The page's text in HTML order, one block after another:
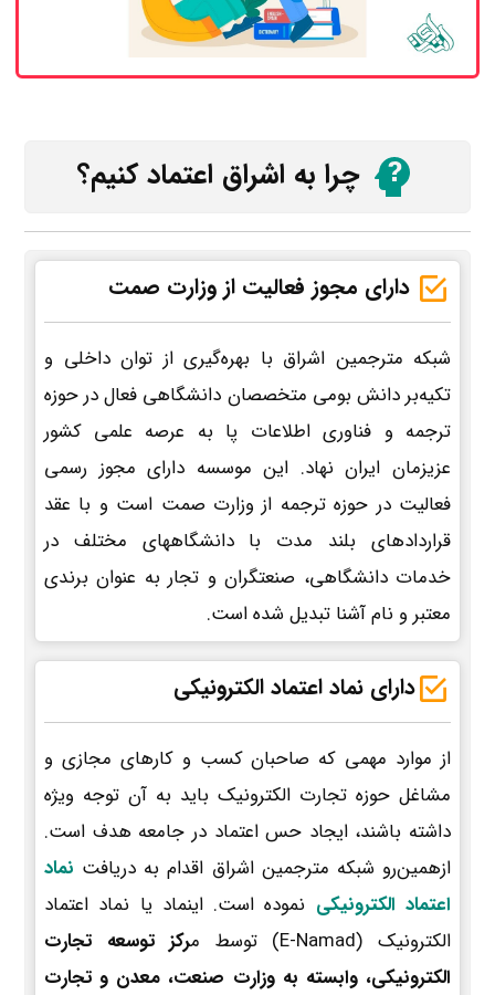
چرا به اشراق اعتماد کنیم؟
دارای مجوز فعالیت از وزارت صمت
شبکه مترجمین اشراق با بهره‌گیری از توان داخلی و
تکیه‌بر دانش بومی متخصصان دانشگاهی فعال در حوزه
ترجمه و فناوری اطلاعات پا به عرصه علمی کشور
عزیزمان ایران نهاد. این موسسه دارای مجوز رسمی
فعالیت در حوزه ترجمه از وزارت صمت است و با عقد
قراردادهای بلند مدت با دانشگاههای مختلف در
خدمات دانشگاهی، صنعتگران و تجار به عنوان برندی
معتبر و نام آشنا تبدیل شده است.
دارای نماد اعتماد الکترونیکی
از موارد مهمی که صاحبان کسب و کارهای مجازی و
مشاغل حوزه تجارت الکترونیک باید به آن توجه ویژه
داشته باشند، ایجاد حس اعتماد در جامعه هدف است.
ازهمین‌رو شبکه مترجمین اشراق اقدام به دریافت نماد
اعتماد الکترونیکی نموده است. اینماد یا نماد اعتماد
الکترونیک (E-Namad) توسط م
رکز توسعه تجارت
الکترونیکی، وابسته به وزارت صنعت، معدن و تجارت